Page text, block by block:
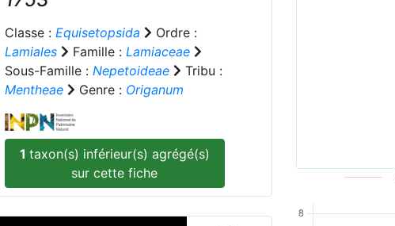
Classe : Equisetopsida
Ordre :
Lamiales
Famille : Lamiaceae
Sous-Famille : Nepetoideae
Tribu :
Mentheae
Genre : Origanum
1 taxon(s) inférieur(s) agrégé(s)
sur cette fiche